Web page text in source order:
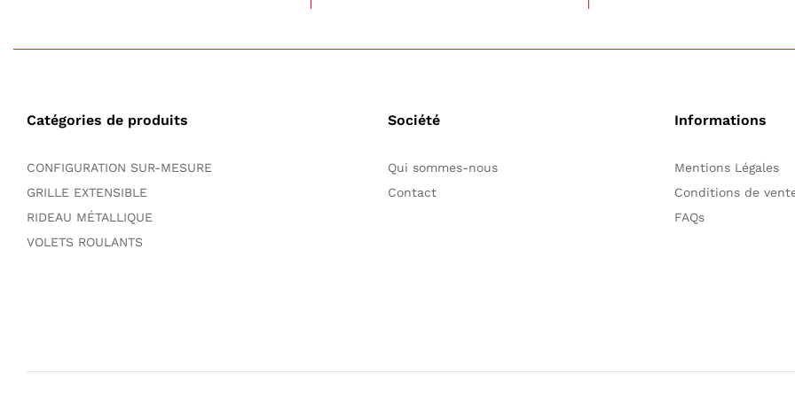
Catégories de produits
CONFIGURATION SUR-MESURE
GRILLE EXTENSIBLE
RIDEAU MÉTALLIQUE
VOLETS ROULANTS
Société
Qui sommes-nous
Contact
Informations
Mentions Légales
Conditions de
FAQs